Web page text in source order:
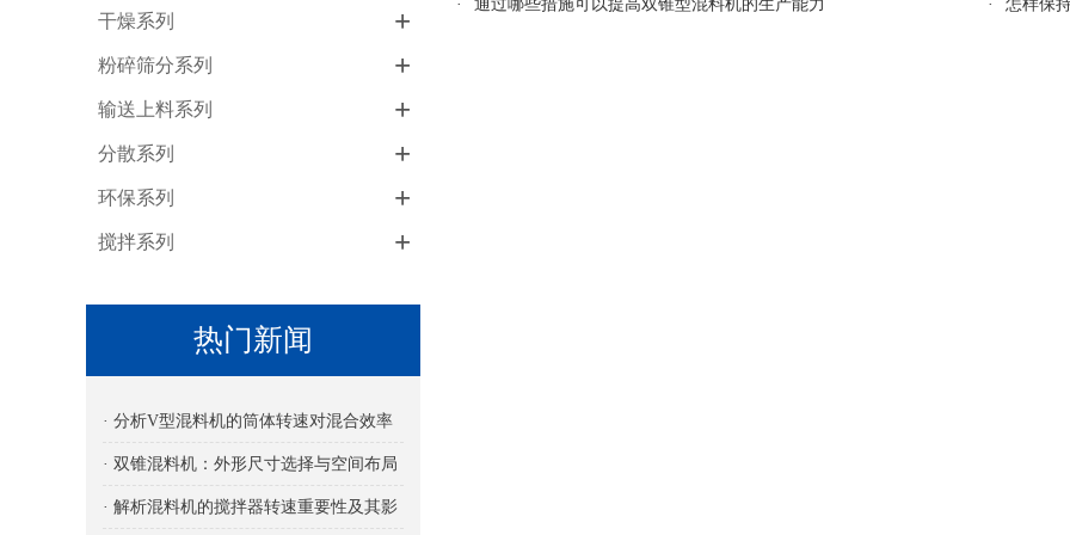
干燥系列 +
粉碎筛分系列 +
输送上料系列 +
分散系列 +
环保系列 +
搅拌系列 +
热门新闻
· 分析V型混料机的筒体转速对混合效率
的影响
· 双锥混料机：外形尺寸选择与空间布局
考量
· 解析混料机的搅拌器转速重要性及其影
·
通过哪些措施可以提高双锥型混料机的生产能力 · 怎样保